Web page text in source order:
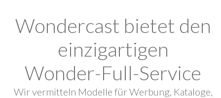
Wondercast bietet den
einzigartigen
Wonder-Full-Service
Wir vermitteln Modelle für Werbung, Kataloge,